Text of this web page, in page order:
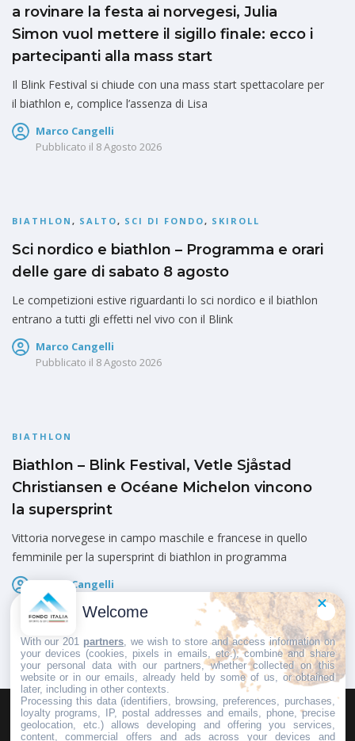
a rovinare la festa ai norvegesi, Julia
Simon vuol mettere il sigillo finale: ecco i
partecipanti alla mass start
Il Blink Festival si chiude con una mass start spettacolare per
il biathlon e, complice l’assenza di Lisa
Marco Cangelli
Pubblicato il 8 Agosto 2026
BIATHLON , SALTO, SCI DI FONDO, SKIROLL
Sci nordico e biathlon – Programma e orari
delle gare di sabato 8 agosto
Le competizioni estive riguardanti lo sci nordico e il biathlon
entrano a tutti gli effetti nel vivo con il Blink
Marco Cangelli
Pubblicato il 8 Agosto 2026
BIATHLON
Biathlon – Blink Festival, Vetle Sjåstad
Christiansen e Océane Michelon vincono
la supersprint
Vittoria norvegese in campo maschile e francese in quello
femminile per la supersprint di biathlon in programma
Marco Cangelli
Pubblicato il
HOMEPAGEREDAZIONEINVIA UN COMUNICATO STAMPA
Welcome
With our 201 partners , we wish to store and access information on
your devices (cookies, pixels in emails, etc.), combine and share
your personal data with our partners, whether collected on this
website or in our emails, already held by some of us, or obtained
later, including in other contexts.
Processing this data (identifiers, browsing, preferences, purchases,
loyalty programs, IP, postal addresses and emails, phone, precise
geolocation, etc.) allows developing and offering you services,
content, commercial offers and ads across your devices and